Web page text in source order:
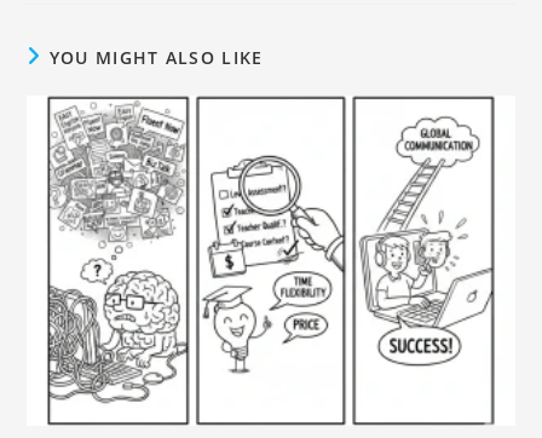
YOU MIGHT ALSO LIKE